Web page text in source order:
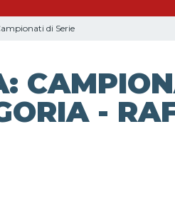
di Serie
-